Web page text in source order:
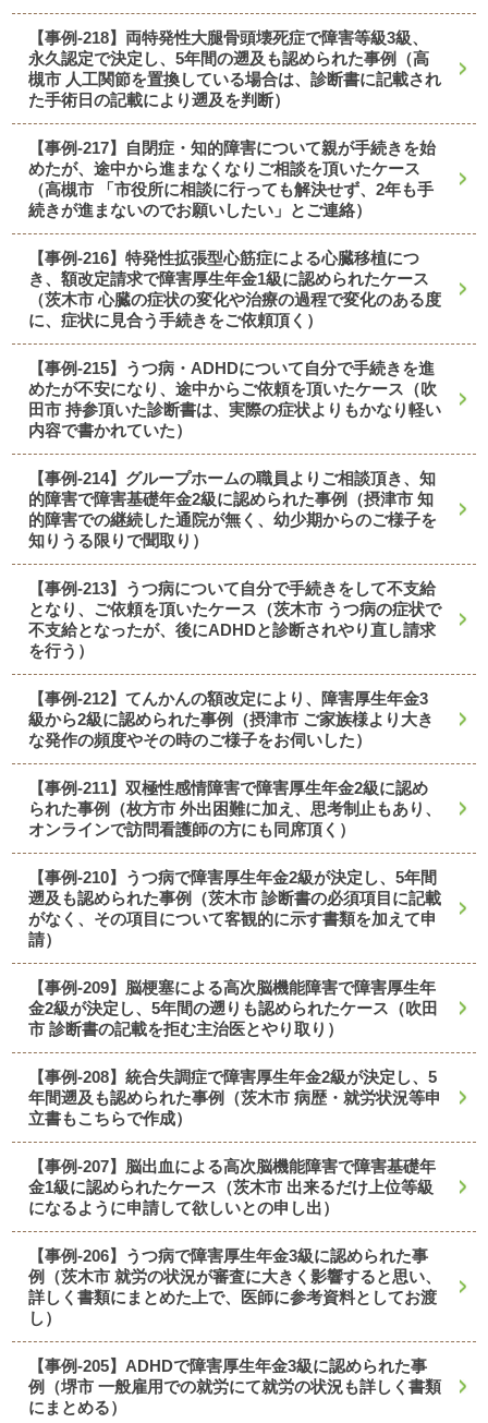
【事例-218】両特発性大腿骨頭壊死症で障害等級3級、
永久認定で決定し、5年間の遡及も認められた事例（高
槻市 人工関節を置換している場合は、診断書に記載され
た手術日の記載により遡及を判断）
【事例-217】自閉症・知的障害について親が手続きを始
めたが、途中から進まなくなりご相談を頂いたケース
（高槻市 「市役所に相談に行っても解決せず、2年も手
続きが進まないのでお願いしたい」とご連絡）
【事例-216】特発性拡張型心筋症による心臓移植につ
き、額改定請求で障害厚生年金1級に認められたケース
（茨木市 心臓の症状の変化や治療の過程で変化のある度
に、症状に見合う手続きをご依頼頂く）
【事例-215】うつ病・ADHDについて自分で手続きを進
めたが不安になり、途中からご依頼を頂いたケース（吹
田市 持参頂いた診断書は、実際の症状よりもかなり軽い
内容で書かれていた）
【事例-214】グループホームの職員よりご相談頂き、知
的障害で障害基礎年金2級に認められた事例（摂津市 知
的障害での継続した通院が無く、幼少期からのご様子を
知りうる限りで聞取り）
【事例-213】うつ病について自分で手続きをして不支給
となり、ご依頼を頂いたケース（茨木市 うつ病の症状で
不支給となったが、後にADHDと診断されやり直し請求
を行う）
【事例-212】てんかんの額改定により、障害厚生年金3
級から2級に認められた事例（摂津市 ご家族様より大き
な発作の頻度やその時のご様子をお伺いした）
【事例-211】双極性感情障害で障害厚生年金2級に認め
られた事例（枚方市 外出困難に加え、思考制止もあり、
オンラインで訪問看護師の方にも同席頂く）
【事例-210】うつ病で障害厚生年金2級が決定し、5年間
遡及も認められた事例（茨木市 診断書の必須項目に記載
がなく、その項目について客観的に示す書類を加えて申
請）
【事例-209】脳梗塞による高次脳機能障害で障害厚生年
金2級が決定し、5年間の遡りも認められたケース（吹田
市 診断書の記載を拒む主治医とやり取り）
【事例-208】統合失調症で障害厚生年金2級が決定し、5
年間遡及も認められた事例（茨木市 病歴・就労状況等申
立書もこちらで作成）
【事例-207】脳出血による高次脳機能障害で障害基礎年
金1級に認められたケース（茨木市 出来るだけ上位等級
になるように申請して欲しいとの申し出）
【事例-206】うつ病で障害厚生年金3級に認められた事
例（茨木市 就労の状況が審査に大きく影響すると思い、
詳しく書類にまとめた上で、医師に参考資料としてお渡
し）
【事例-205】ADHDで障害厚生年金3級に認められた事
例（堺市 一般雇用での就労にて就労の状況も詳しく書類
にまとめる）